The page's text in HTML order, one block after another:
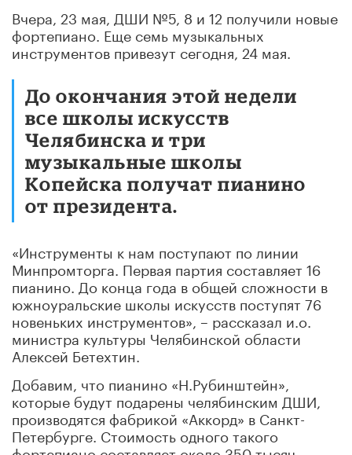
Вчера, 23 мая, ДШИ №5, 8 и 12 получили новые
фортепиано. Еще семь музыкальных
инструментов привезут сегодня, 24 мая.
До окончания этой недели
все школы искусств
Челябинска и три
музыкальные школы
Копейска получат пианино
от президента.
«Инструменты к нам поступают по линии
Минпромторга. Первая партия составляет 16
пианино. До конца года в общей сложности в
южноуральские школы искусств поступят 76
новеньких инструментов», – рассказал и.о.
министра культуры Челябинской области
Алексей Бетехтин.
Добавим, что пианино «Н.Рубинштейн»,
которые будут подарены челябинским ДШИ,
производятся фабрикой «Аккорд» в Санкт-
Петербурге. Стоимость одного такого